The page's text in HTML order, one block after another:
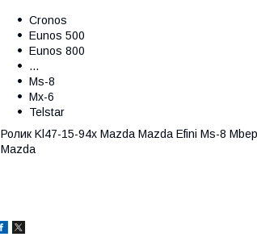
Cronos
Eunos 500
Eunos 800
...
Ms-8
Mx-6
Telstar
Ролик Kl47-15-94x Mazda Mazda Efini Ms-8
Mazda